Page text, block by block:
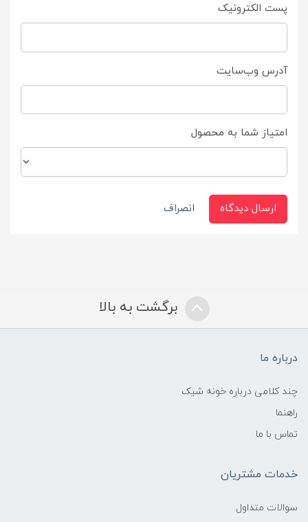
پست الکترونیک
آدرس وب‌سایت
امتیاز شما به محصول
ارسال دیدگاه انصراف
برگشت به بالا
درباره ما
چند کلامی درباره خونه شیک
راهنما
تماس با ما
خدمات مشتریان
سوالات متداول